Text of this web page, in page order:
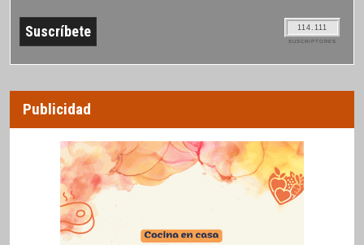
114.111
SUSCRIPTORES
Publicidad